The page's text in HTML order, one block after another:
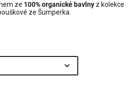
ze 100% organické bavlny z kolekce
ze Šumperka.